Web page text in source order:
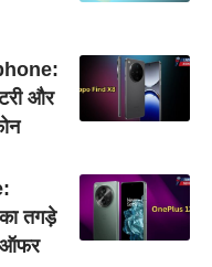
और
तगड़े
ऑफर